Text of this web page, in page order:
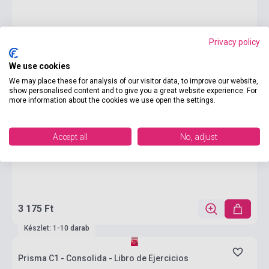
3 175 Ft
Készlet: 1-10 darab
Prisma C1 - Consolida - Libro de Ejercicios
Privacy policy
We use cookies
We may place these for analysis of our visitor data, to improve our website,
show personalised content and to give you a great website experience. For
more information about the cookies we use open the settings.
Accept all No, adjust